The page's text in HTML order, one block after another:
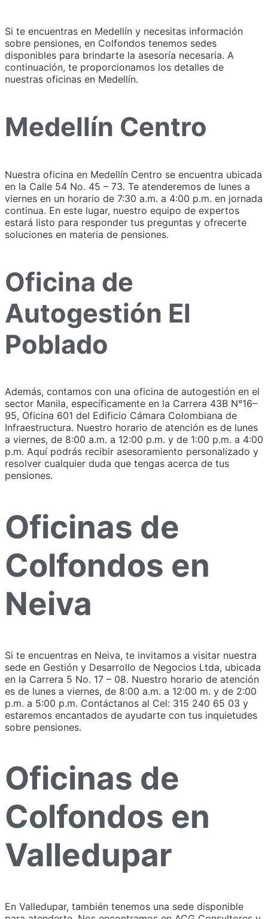
Si te encuentras en Medellín y necesitas información
sobre pensiones, en Colfondos tenemos sedes
disponibles para brindarte la asesoría necesaria. A
continuación, te proporcionamos los detalles de
nuestras oficinas en Medellín.
Medellín Centro
Nuestra oficina en Medellín Centro se encuentra ubicada
en la Calle 54 No. 45 – 73. Te atenderemos de lunes a
viernes en un horario de 7:30 a.m. a 4:00 p.m. en jornada
continua. En este lugar, nuestro equipo de expertos
estará listo para responder tus preguntas y ofrecerte
soluciones en materia de pensiones.
Oficina de
Autogestión El
Poblado
Además, contamos con una oficina de autogestión en el
sector Manila, específicamente en la Carrera 43B N°16–
95, Oficina 601 del Edificio Cámara Colombiana de
Infraestructura. Nuestro horario de atención es de lunes
a viernes, de 8:00 a.m. a 12:00 p.m. y de 1:00 p.m. a 4:00
p.m. Aquí podrás recibir asesoramiento personalizado y
resolver cualquier duda que tengas acerca de tus
pensiones.
Oficinas de
Colfondos en
Neiva
Si te encuentras en Neiva, te invitamos a visitar nuestra
sede en Gestión y Desarrollo de Negocios Ltda, ubicada
en la Carrera 5 No. 17 – 08. Nuestro horario de atención
es de lunes a viernes, de 8:00 a.m. a 12:00 m. y de 2:00
p.m. a 5:00 p.m. Contáctanos al Cel: 315 240 65 03 y
estaremos encantados de ayudarte con tus inquietudes
sobre pensiones.
Oficinas de
Colfondos en
Valledupar
En Valledupar, también tenemos una sede disponible